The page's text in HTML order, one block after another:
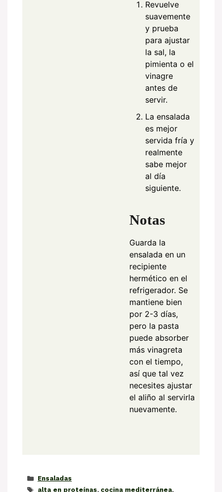
Revuelve
suavemente
y prueba
para ajustar
la sal, la
pimienta o el
vinagre
antes de
servir.
La ensalada
es mejor
servida fría y
realmente
sabe mejor
al día
siguiente.
Notas
Guarda la
ensalada en un
recipiente
hermético en el
refrigerador. Se
mantiene bien
por 2-3 días,
pero la pasta
puede absorber
más vinagreta
con el tiempo,
así que tal vez
necesites ajustar
el aliño al servirla
nuevamente.
Categorías
Ensaladas
Etiquetas
alta en proteínas, cocina mediterránea,